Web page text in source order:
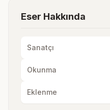
Eser Hakkında
Sanatçı
Okunma
Eklenme